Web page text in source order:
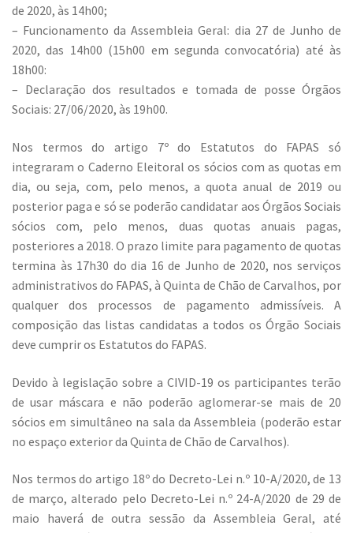
de 2020, às 14h00;
– Funcionamento da Assembleia Geral: dia 27 de Junho de
2020, das 14h00 (15h00 em segunda convocatória) até às
18h00:
– Declaração dos resultados e tomada de posse Órgãos
Sociais: 27/06/2020, às 19h00.
Nos termos do artigo 7º do Estatutos do FAPAS só
integraram o Caderno Eleitoral os sócios com as quotas em
dia, ou seja, com, pelo menos, a quota anual de 2019 ou
posterior paga e só se poderão candidatar aos Órgãos Sociais
sócios com, pelo menos, duas quotas anuais pagas,
posteriores a 2018. O prazo limite para pagamento de quotas
termina às 17h30 do dia 16 de Junho de 2020, nos serviços
administrativos do FAPAS, à Quinta de Chão de Carvalhos, por
qualquer dos processos de pagamento admissíveis. A
composição das listas candidatas a todos os Órgão Sociais
deve cumprir os Estatutos do FAPAS.
Devido à legislação sobre a CIVID-19 os participantes terão
de usar máscara e não poderão aglomerar-se mais de 20
sócios em simultâneo na sala da Assembleia (poderão estar
no espaço exterior da Quinta de Chão de Carvalhos).
Nos termos do artigo 18º do Decreto-Lei n.º 10-A/2020, de 13
de março, alterado pelo Decreto-Lei n.º 24-A/2020 de 29 de
maio haverá de outra sessão da Assembleia Geral, até